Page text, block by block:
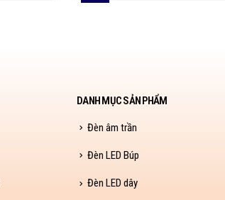
DANH MỤC SẢN PHẨM
Đèn âm trần
Đèn LED Búp
Đèn LED dây